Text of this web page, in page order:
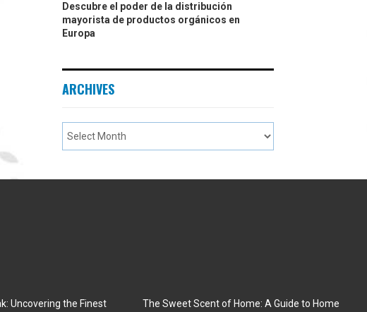
Descubre el poder de la distribución
mayorista de productos orgánicos en
Europa
ARCHIVES
Uncovering the Finest The Sweet Scent of Home: A Guide to Home